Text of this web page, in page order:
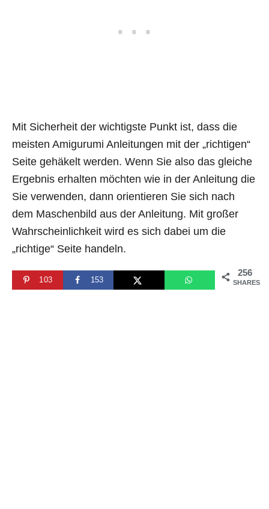
Mit Sicherheit der wichtigste Punkt ist, dass die
meisten Amigurumi Anleitungen mit der „richtigen“
Seite gehäkelt werden. Wenn Sie also das gleiche
Ergebnis erhalten möchten wie in der Anleitung die
Sie verwenden, dann orientieren Sie sich nach
dem Maschenbild aus der Anleitung. Mit großer
Wahrscheinlichkeit wird es sich dabei um die
„richtige“ Seite handeln.
256
SHARES
103 153